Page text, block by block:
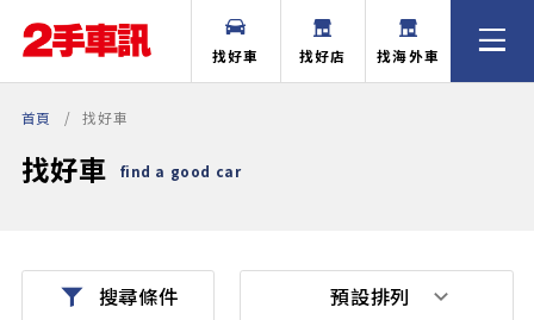
找好車 找好店 找海外車
首頁 找好車
找好車 find a good car
搜尋條件 預設排列